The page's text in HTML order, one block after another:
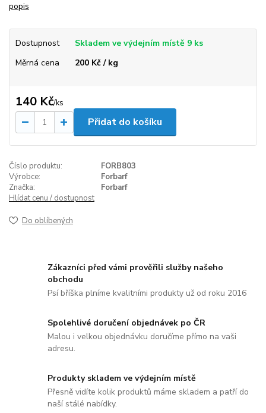
popis
Dostupnost
Skladem ve výdejním místě 9 ks
Měrná cena
200 Kč / kg
140 Kč/ks
Přidat do košíku
Číslo produktu:
FORB803
Výrobce:
Forbarf
Značka:
Forbarf
Hlídat cenu / dostupnost
Do oblíbených
Zákazníci před vámi prověřili služby našeho
obchodu
Psí bříška plníme kvalitními produkty už od roku 2016
Spolehlivé doručení objednávek po ČR
Malou i velkou objednávku doručíme přímo na vaši
adresu.
Produkty skladem ve výdejním místě
Přesně vidíte kolik produktů máme skladem a patří do
naší stálé nabídky.